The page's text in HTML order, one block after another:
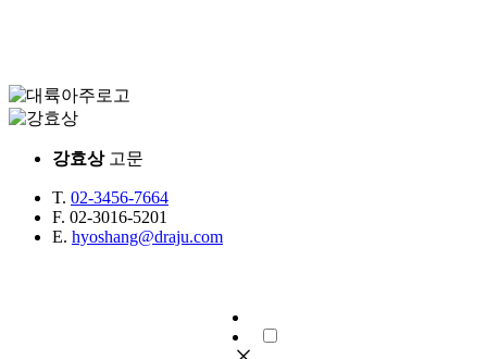
강효상 고문
T. 02-3456-7664
F. 02-3016-5201
E. hyoshang@draju.com